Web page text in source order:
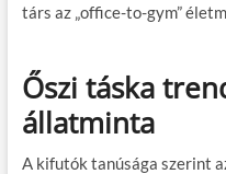
társ az „office-to-gym”
Őszi táska
állatminta
A kifutók tanúsága szerint